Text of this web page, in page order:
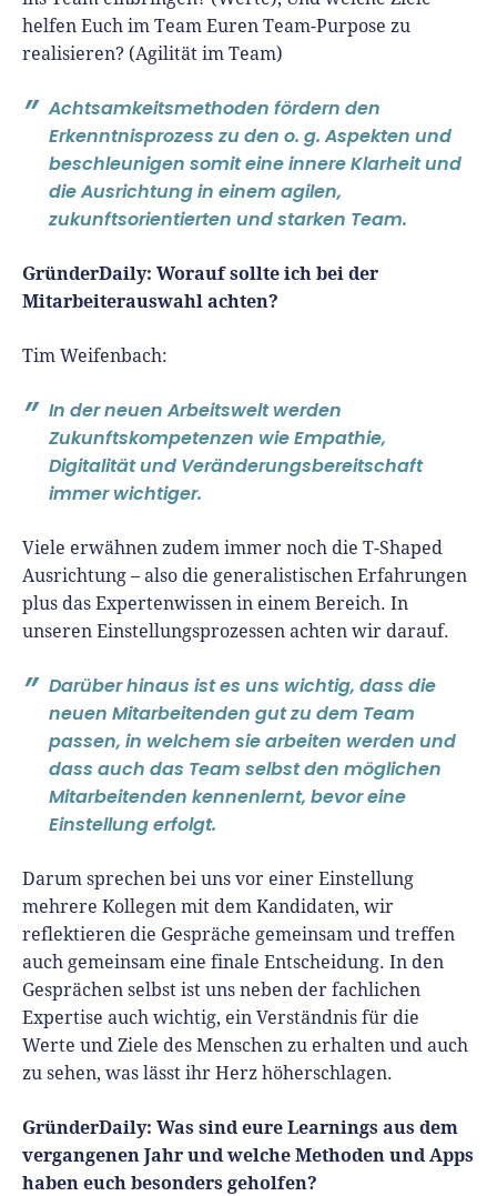
helfen Euch im Team Euren Team-Purpose zu
realisieren? (Agilität im Team)
Achtsamkeitsmethoden fördern den
Erkenntnisprozess zu den o. g. Aspekten und
beschleunigen somit eine innere Klarheit und
die Ausrichtung in einem agilen,
zukunftsorientierten und starken Team.
GründerDaily: Worauf sollte ich bei der
Mitarbeiterauswahl achten?
Tim Weifenbach:
In der neuen Arbeitswelt werden
Zukunftskompetenzen wie Empathie,
Digitalität und Veränderungsbereitschaft
immer wichtiger.
Viele erwähnen zudem immer noch die T-Shaped
Ausrichtung – also die generalistischen Erfahrungen
plus das Expertenwissen in einem Bereich. In
unseren Einstellungsprozessen achten wir darauf.
Darüber hinaus ist es uns wichtig, dass die
neuen Mitarbeitenden gut zu dem Team
passen, in welchem sie arbeiten werden und
dass auch das Team selbst den möglichen
Mitarbeitenden kennenlernt, bevor eine
Einstellung erfolgt.
Darum sprechen bei uns vor einer Einstellung
mehrere Kollegen mit dem Kandidaten, wir
reflektieren die Gespräche gemeinsam und treffen
auch gemeinsam eine finale Entscheidung. In den
Gesprächen selbst ist uns neben der fachlichen
Expertise auch wichtig, ein Verständnis für die
Werte und Ziele des Menschen zu erhalten und auch
zu sehen, was lässt ihr Herz höherschlagen.
GründerDaily: Was sind eure Learnings aus dem
vergangenen Jahr und welche Methoden und Apps
haben euch besonders geholfen?